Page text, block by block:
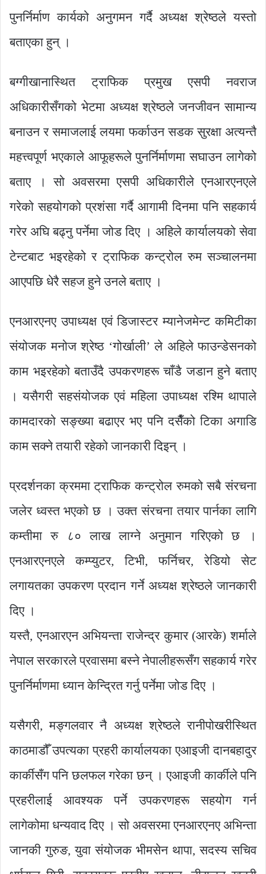
पुनर्निर्माण कार्यको अनुगमन गर्दै अध्यक्ष श्रेष्ठले यस्तो
बताएका हुन् ।
बग्गीखानास्थित ट्राफिक प्रमुख एसपी नवराज
अधिकारीसँगको भेटमा अध्यक्ष श्रेष्ठले जनजीवन सामान्य
बनाउन र समाजलाई लयमा फर्काउन सडक सुरक्षा अत्यन्तै
महत्त्वपूर्ण भएकाले आफूहरूले पुनर्निर्माणमा सघाउन लागेको
बताए । सो अवसरमा एसपी अधिकारीले एनआरएनएले
गरेको सहयोगको प्रशंसा गर्दै आगामी दिनमा पनि सहकार्य
गरेर अघि बढ्नु पर्नेमा जोड दिए । अहिले कार्यालयको सेवा
टेन्टबाट भइरहेको र ट्राफिक कन्ट्रोल रुम सञ्चालनमा
आएपछि धेरै सहज हुने उनले बताए ।
एनआरएनए उपाध्यक्ष एवं डिजास्टर म्यानेजमेन्ट कमिटीका
संयोजक मनोज श्रेष्ठ ‘गोर्खाली’ ले अहिले फाउन्डेसनको
काम भइरहेको बताउँदै उपकरणहरू चाँडै जडान हुने बताए
। यसैगरी सहसंयोजक एवं महिला उपाध्यक्ष रश्मि थापाले
कामदारको सङ्ख्या बढाएर भए पनि दसैँको टिका अगाडि
काम सक्ने तयारी रहेको जानकारी दिइन् ।
प्रदर्शनका क्रममा ट्राफिक कन्ट्रोल रुमको सबै संरचना
जलेर ध्वस्त भएको छ । उक्त संरचना तयार पार्नका लागि
कम्तीमा रु ८० लाख लाग्ने अनुमान गरिएको छ ।
एनआरएनएले कम्प्युटर, टिभी, फर्निचर, रेडियो सेट
लगायतका उपकरण प्रदान गर्ने अध्यक्ष श्रेष्ठले जानकारी
दिए ।
यस्तै, एनआरएन अभियन्ता राजेन्द्र कुमार (आरके) शर्माले
नेपाल सरकारले प्रवासमा बस्ने नेपालीहरूसँग सहकार्य गरेर
पुनर्निर्माणमा ध्यान केन्द्रित गर्नु पर्नेमा जोड दिए ।
यसैगरी, मङ्गलवार नै अध्यक्ष श्रेष्ठले रानीपोखरीस्थित
काठमाडौँ उपत्यका प्रहरी कार्यालयका एआइजी दानबहादुर
कार्कीसँग पनि छलफल गरेका छन् । एआइजी कार्कीले पनि
प्रहरीलाई आवश्यक पर्ने उपकरणहरू सहयोग गर्न
लागेकोमा धन्यवाद दिए । सो अवसरमा एनआरएनए अभिन्ता
जानकी गुरुङ, युवा संयोजक भीमसेन थापा, सदस्य सचिव